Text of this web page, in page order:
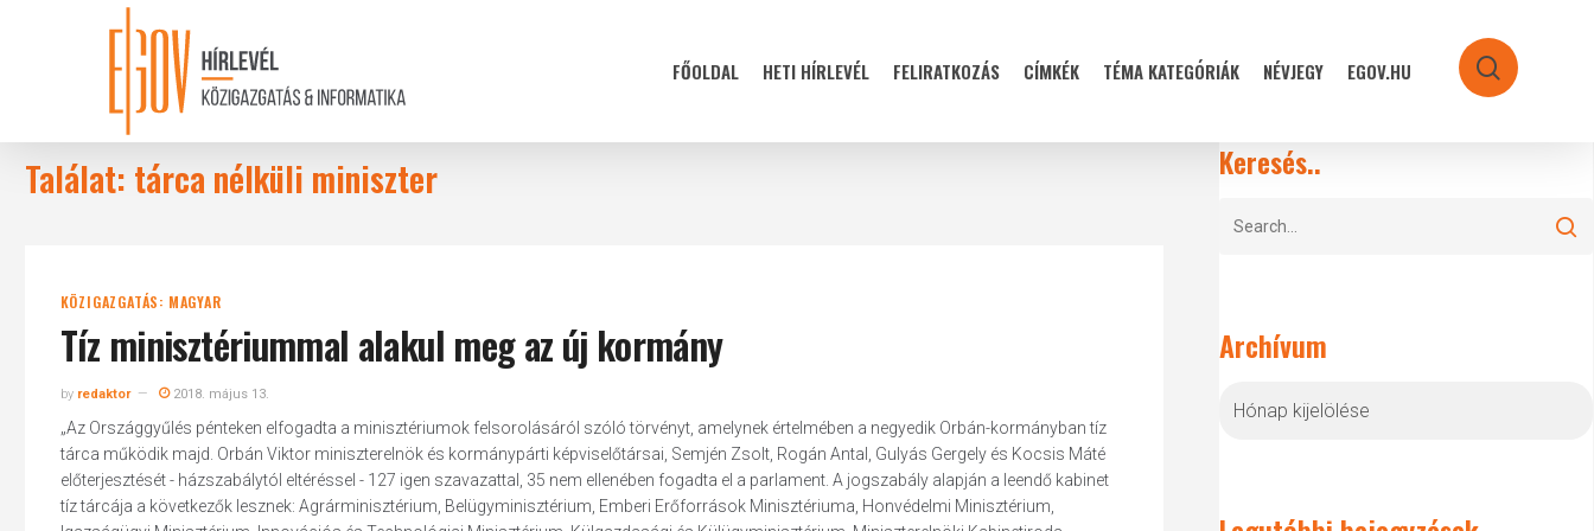
FŐOLDAL HETI HÍRLEVÉL FELIRATKOZÁS CÍMKÉK TÉMA KATEGÓRIÁK NÉVJEGY EGOV.HU search
Találat: tárca nélküli miniszter
KÖZIGAZGATÁS: MAGYAR
Tíz minisztériummal alakul meg az új kormány
by redaktor 2018. május 13.
„Az Országgyűlés pénteken elfogadta a minisztériumok felsorolásáról szóló törvényt, amelynek értelmében a negyedik Orbán-kormányban tíz
tárca működik majd. Orbán Viktor miniszterelnök és kormánypárti képviselőtársai, Semjén Zsolt, Rogán Antal, Gulyás Gergely és Kocsis Máté
előterjesztését - házszabálytól eltéréssel - 127 igen szavazattal, 35 nem ellenében fogadta el a parlament. A jogszabály alapján a leendő kabinet
tíz tárcája a következők lesznek: Agrárminisztérium, Belügyminisztérium, Emberi Erőforrások Minisztériuma, Honvédelmi Minisztérium,
Keresés..
Archívum